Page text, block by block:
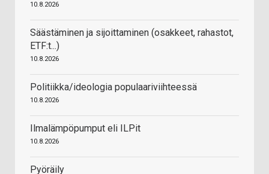
10.8.2026
Säästäminen ja sijoittaminen (osakkeet, rahastot,
ETF:t...)
10.8.2026
Politiikka/ideologia populaariviihteessä
10.8.2026
Ilmalämpöpumput eli ILPit
10.8.2026
Pyöräily